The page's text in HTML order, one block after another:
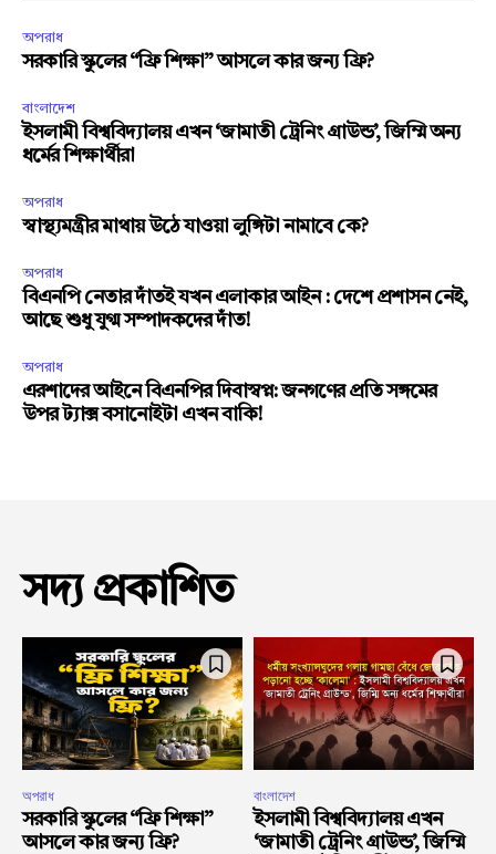
অপরাধ
সরকারি স্কুলের “ফ্রি শিক্ষা” আসলে কার জন্য ফ্রি?
বাংলাদেশ
ইসলামী বিশ্ববিদ্যালয় এখন ‘জামাতী ট্রেনিং গ্রাউন্ড’, জিম্মি অন্য
ধর্মের শিক্ষার্থীরা
অপরাধ
স্বাস্থ্যমন্ত্রীর মাথায় উঠে যাওয়া লুঙ্গিটা নামাবে কে?
অপরাধ
বিএনপি নেতার দাঁতই যখন এলাকার আইন : দেশে প্রশাসন নেই,
আছে শুধু যুগ্ম সম্পাদকদের দাঁত!
অপরাধ
এরশাদের আইনে বিএনপির দিবাস্বপ্ন: জনগণের প্রতি সঙ্গমের
উপর ট্যাক্স বসানোইটা এখন বাকি!
সদ্য প্রকাশিত
অপরাধ
সরকারি স্কুলের “ফ্রি শিক্ষা”
আসলে কার জন্য ফ্রি?
বাংলাদেশ
ইসলামী বিশ্ববিদ্যালয় এখন
‘জামাতী ট্রেনিং গ্রাউন্ড’, জিম্মি